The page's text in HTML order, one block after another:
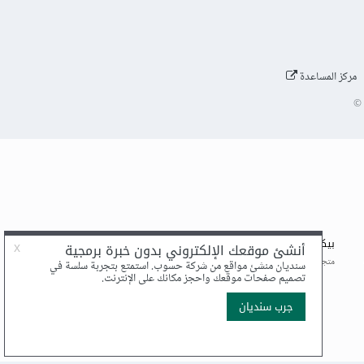
مركز المساعدة
©